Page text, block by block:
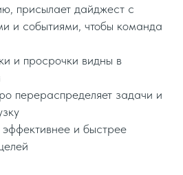
присылает дайджест с
и событиями, чтобы команда
и просрочки видны в
перераспределяет задачи и
и быстрее